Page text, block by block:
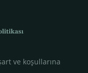
ve koşullarına